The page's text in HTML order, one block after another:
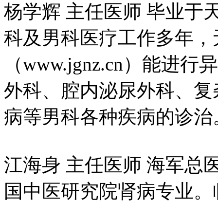
杨学辉 主任医师 毕业于
科及男科医疗工作多年
（www.jgnz.cn）能进行
外科、腔内泌尿外科、
病等男科各种疾病的诊治
江海身 主任医师 海军总
国中医研究院肾病专业